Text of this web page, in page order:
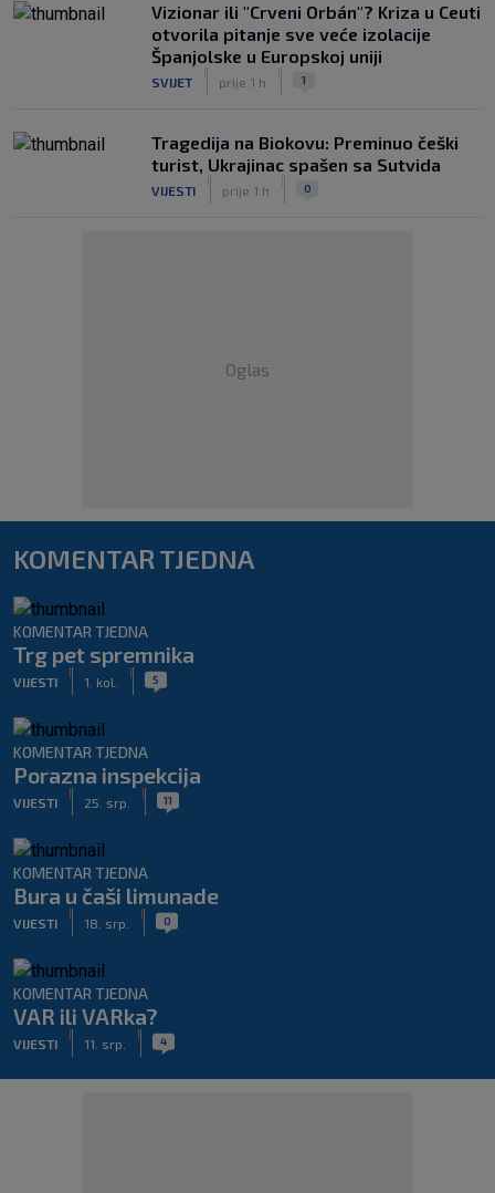
Vizionar ili "Crveni Orbán"? Kriza u Ceuti
otvorila pitanje sve veće izolacije
Španjolske u Europskoj uniji
SVIJET prije 1 h 1
Tragedija na Biokovu: Preminuo češki
turist, Ukrajinac spašen sa Sutvida
VIJESTI prije 1 h 0
Oglas
KOMENTAR TJEDNA
KOMENTAR TJEDNA
Trg pet spremnika
VIJESTI 1. kol. 5
KOMENTAR TJEDNA
Porazna inspekcija
VIJESTI 25. srp. 11
KOMENTAR TJEDNA
Bura u čaši limunade
VIJESTI 18. srp. 0
KOMENTAR TJEDNA
VAR ili VARka?
VIJESTI 11. srp. 4